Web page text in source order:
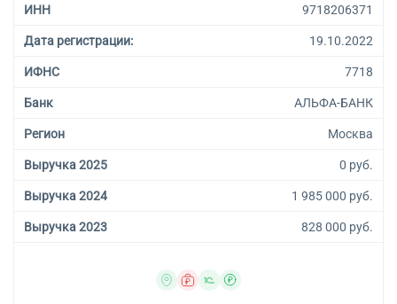
ИНН 9718206371
Дата регистрации: 19.10.2022
ИФНС 7718
Банк АЛЬФА-БАНК
Регион Москва
Выручка 2025 0 руб.
Выручка 2024 1 985 000 руб.
Выручка 2023 828 000 руб.